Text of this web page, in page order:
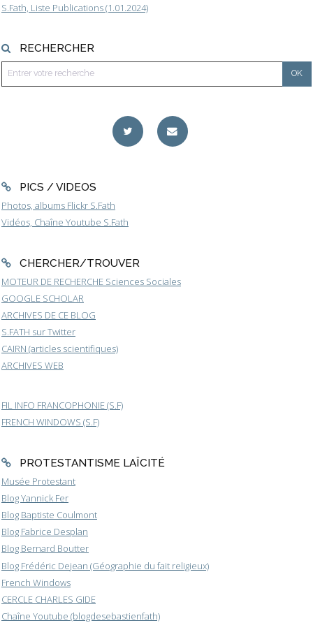
S.Fath, Liste Publications (1.01.2024)
RECHERCHER
PICS / VIDEOS
Photos, albums Flickr S.Fath
Vidéos, Chaîne Youtube S.Fath
CHERCHER/TROUVER
MOTEUR DE RECHERCHE Sciences Sociales
GOOGLE SCHOLAR
ARCHIVES DE CE BLOG
S.FATH sur Twitter
CAIRN (articles scientifiques)
ARCHIVES WEB
FIL INFO FRANCOPHONIE (S.F)
FRENCH WINDOWS (S.F)
PROTESTANTISME LAÏCITÉ
Musée Protestant
Blog Yannick Fer
Blog Baptiste Coulmont
Blog Fabrice Desplan
Blog Bernard Boutter
Blog Frédéric Dejean (Géographie du fait religieux)
French Windows
CERCLE CHARLES GIDE
Chaîne Youtube (blogdesebastienfath)